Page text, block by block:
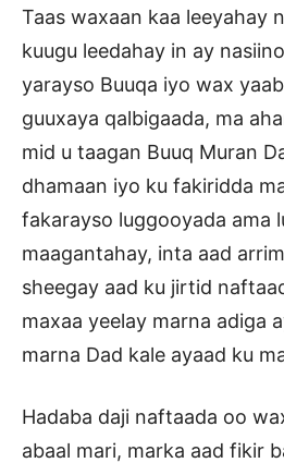
Taas waxaan kaa leeyahay
kuugu leedahay in ay
yarayso Buuqa iyo wax
guuxaya qalbigaada, ma
mid u taagan Buuq Muran
dhamaan iyo ku fakiridda
fakarayso luggooyada ama
maagantahay, inta aad
sheegay aad ku jirtid
maxaa yeelay marna adiga
marna Dad kale ayaad ku
Hadaba daji naftaada oo
abaal mari, marka aad fikir